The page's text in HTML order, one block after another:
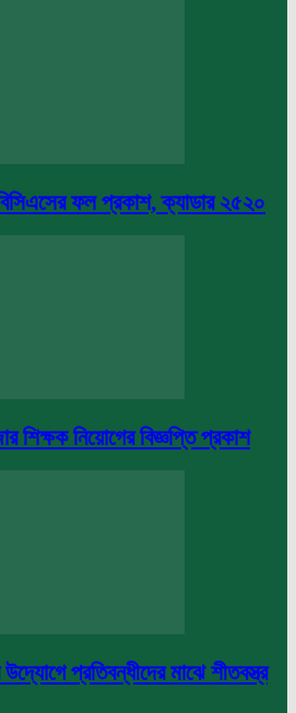
ফল প্রকাশ, ক্যাডার ২৫২০
শিক্ষক নিয়োগের বিজ্ঞপ্তি প্রকাশ
প্রতিবন্ধীদের মাঝে শীতবস্ত্র